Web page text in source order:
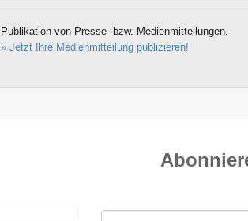
Publikation von Presse- bzw. Medienmitteilungen.
» Jetzt Ihre Medienmitteilung publizieren!